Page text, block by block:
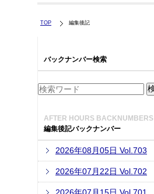
TOP 編集後記
バックナンバー検索
AFTER HOURS BACKNUMBERS
編集後記バックナンバー
2026年08月05日 Vol.703
2026年07月22日 Vol.702